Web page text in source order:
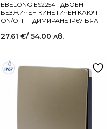
EBELONG ES2254 · ДВОЕН
БЕЗЖИЧЕН КИНЕТИЧЕН КЛЮЧ
ON/OFF + ДИМИРАНЕ IP67 БЯЛ
27.61 €/ 54.00 лв.